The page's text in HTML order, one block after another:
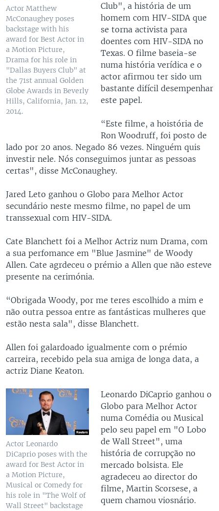
Actor Matthew
McConaughey poses
backstage with his
award for Best Actor in
a Motion Picture,
Drama for his role in
"Dallas Buyers Club" at
the 71st annual Golden
Globe Awards in Beverly
Hills, California, Jan. 12,
2014.
Club", a história de um
homem com HIV-SIDA que
se torna activista para
doentes com HIV-SIDA no
Texas. O filme baseia-se
numa história verídica e o
actor afirmou ter sido um
bastante difícil desempenhar
este papel.
“Este filme, a hoistória de
Ron Woodruff, foi posto de
lado por 20 anos. Negado 86 vezes. Ninguém quis
investir nele. Nós conseguimos juntar as pessoas
certas", disse McConaughey.
Jared Leto ganhou o Globo para Melhor Actor
secundário neste mesmo filme, no papel de um
transsexual com HIV-SIDA.
Cate Blanchett foi a Melhor Actriz num Drama, com
a sua perfomance em "Blue Jasmine" de Woody
Allen. Cate agrdeceu o prémio a Allen que não esteve
presente na cerimónia.
“Obrigada Woody, por me teres escolhido a mim e
não outra pessoa entre as fantásticas mulheres que
estão nesta sala", disse Blanchett.
Allen foi galardoado igualmente com o prémio
carreira, recebido pela sua amiga de longa data, a
actriz Diane Keaton.
Actor Leonardo
DiCaprio poses with the
award for Best Actor in
a Motion Picture,
Musical or Comedy for
his role in "The Wolf of
Wall Street" backstage
Leonardo DiCaprio ganhou o
Globo para Melhor Actor
numa Comédia ou Musical
pelo seu papel em "O Lobo
de Wall Street", uma
história de corrupção no
mercado bolsista. Ele
agradeceu ao director do
filme, Martin Scorsese, a
quem chamou viosnário.